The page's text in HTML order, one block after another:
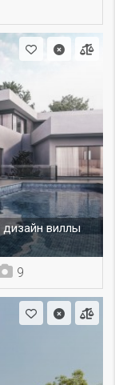
виллы
9